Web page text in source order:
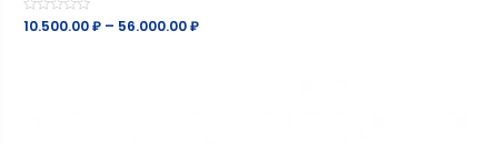
Оценка
0
10.500.00₽ – 56.000.00₽